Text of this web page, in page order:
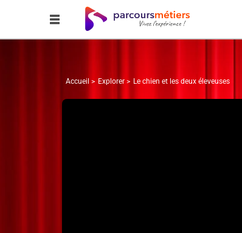
Accueil Explorer Le chien et les deux éleveuses